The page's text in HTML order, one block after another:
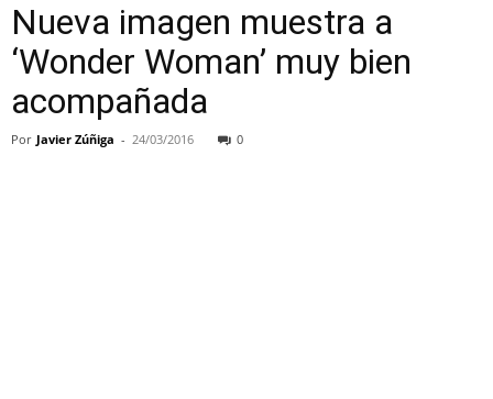
Nueva imagen muestra a
‘Wonder Woman’ muy bien
acompañada
Por Javier Zúñiga - 24/03/2016 0